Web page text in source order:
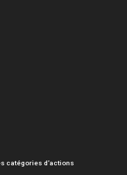
catégories d’actions